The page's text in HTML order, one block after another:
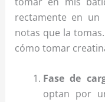
rectamente en
notas que la
cómo tomar
Fase de
optan por